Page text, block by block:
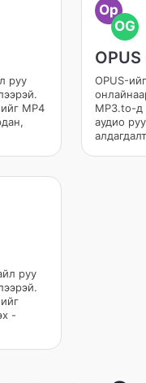
руу
MP4
Op
OG
OPUS
OPUS-
MP3.to-д
аудио
руу
-